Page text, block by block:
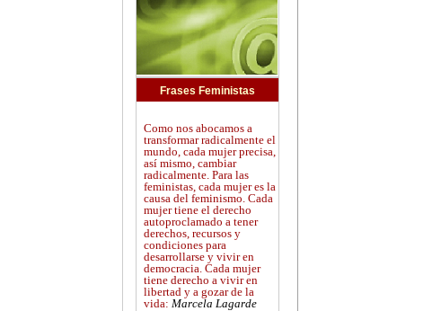
Frases Feministas
Como nos abocamos a
transformar radicalmente el
mundo, cada mujer precisa,
así mismo, cambiar
radicalmente. Para las
feministas, cada mujer es la
causa del feminismo. Cada
mujer tiene el derecho
autoproclamado a tener
derechos, recursos y
condiciones para
desarrollarse y vivir en
democracia. Cada mujer
tiene derecho a vivir en
libertad y a gozar de la
vida: Marcela Lagarde